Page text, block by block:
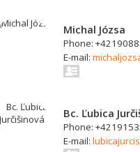
Michal Józsa
Phone:
E-mail:
Bc. Ľubica
Phone:
E-mail: